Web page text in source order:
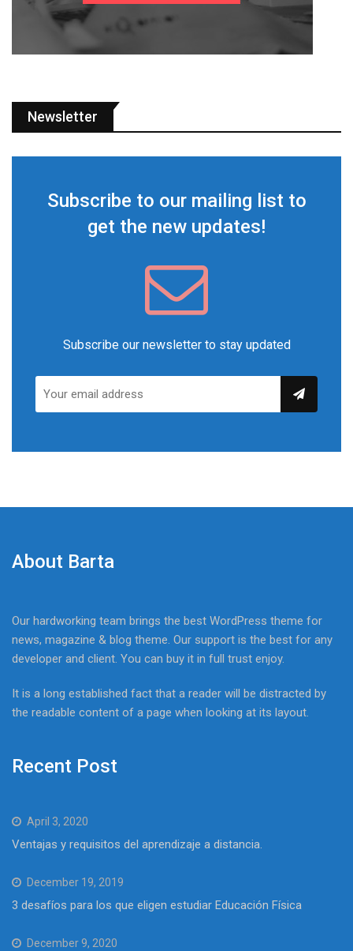
Newsletter
Subscribe to our mailing list to
get the new updates!
Subscribe our newsletter to stay updated
About Barta
Our hardworking team brings the best WordPress theme for
news, magazine & blog theme. Our support is the best for any
developer and client. You can buy it in full trust enjoy.
It is a long established fact that a reader will be distracted by
the readable content of a page when looking at its layout.
Recent Post
April 3, 2020
Ventajas y requisitos del aprendizaje a distancia.
December 19, 2019
3 desafíos para los que eligen estudiar Educación Física
December 9, 2020